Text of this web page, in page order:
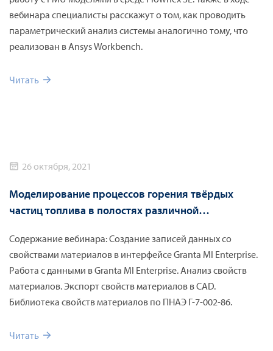
вебинара специалисты расскажут о том, как проводить
параметрический анализ системы аналогично тому, что
реализован в Ansys Workbench.
Читать
26 октября, 2021
Моделирование процессов горения твёрдых
частиц топлива в полостях различной
Содержание вебинара: Создание записей данных со
свойствами материалов в интерфейсе Granta MI Enterprise.
Работа с данными в Granta MI Enterprise. Анализ свойств
материалов. Экспорт свойств материалов в CAD.
Библиотека свойств материалов по ПНАЭ Г-7-002-86.
Читать